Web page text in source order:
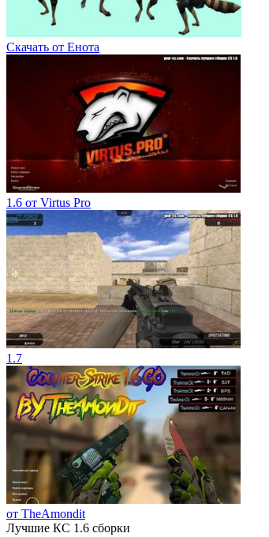
Скачать от Енота
1.6 от Virtus Pro
1.7
от TheAmondit
Лучшие КС 1.6 сборки